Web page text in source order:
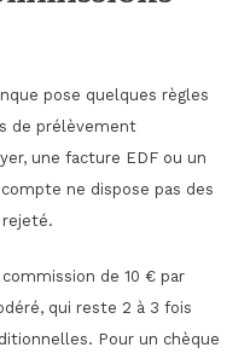
pose quelques règles
de prélèvement
une facture EDF ou un
ne dispose pas des
de 10 € par
qui reste 2 à 3 fois
Pour un chèque